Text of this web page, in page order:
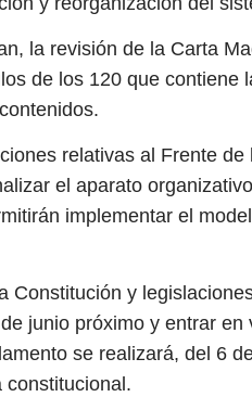
la revisión de la Carta
de los 120 que contiene
relativas al Frente
el aparato
implementar el
Constitución y
junio próximo y entrar en
se realizará, del 6
constitucional.